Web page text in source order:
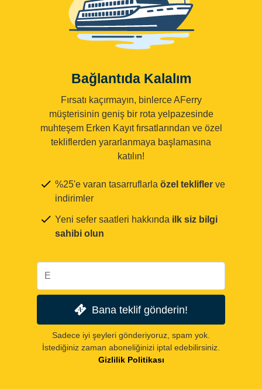
Bağlantıda Kalalım
Fırsatı kaçırmayın, binlerce AFerry
müşterisinin geniş bir rota yelpazesinde
muhteşem Erken Kayıt fırsatlarından ve özel
tekliflerden yararlanmaya başlamasına
katılın!
%25'e varan tasarruflarla özel teklifler ve
indirimler
Yeni sefer saatleri hakkında ilk siz bilgi
sahibi olun
Bana teklif gönderin!
Sadece iyi şeyleri gönderiyoruz, spam yok.
İstediğiniz zaman aboneliğinizi iptal edebilirsiniz.
Gizlilik Politikası